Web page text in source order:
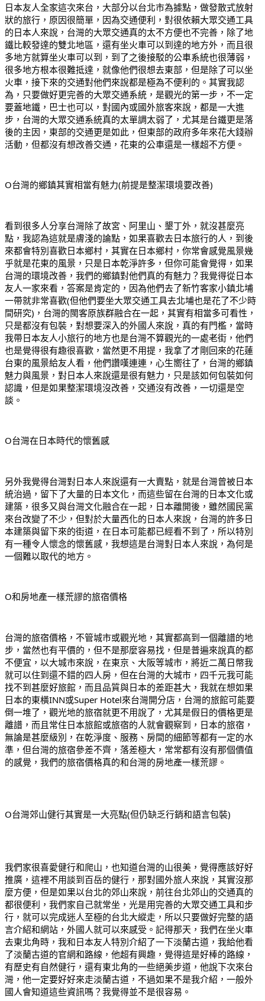
日本友人全家這次來台，大部分以台北市為據點，做發散式放射
狀的旅行，原因很簡單，因為交通便利，對很依賴大眾交通工具
的日本人來說，台灣的大眾交通真的太不方便也不完善，除了地
鐵比較發達的雙北地區，還有坐火車可以到達的地方外，而且很
多地方就算坐火車可以到，到了之後接駁的公車系統也很薄弱，
很多地方根本很難抵達，就像他們很想去東部，但是除了可以坐
火車，接下來的交通對他們來說都是極為不便利的。其實我認
為，只要做好更完善的大眾交通系統，是觀光的第一步，不一定
要蓋地鐵，巴士也可以，對國內或國外旅客來說，都是一大進
步，台灣的大眾交通系統真的太單調太弱了，尤其是台鐵更是落
後的主因，東部的交通更是如此，但東部的政府多年來花大錢辦
活動，但都沒有想改善交通，花東的公車還是一樣超不方便。
O台灣的鄉鎮其實相當有魅力(前提是整潔環境要改善)
看到很多人分享台灣除了故宮、阿里山、墾丁外，就沒甚麼亮
點，我認為這就是膚淺的論點，如果喜歡去日本旅行的人，到後
來都會特別喜歡日本鄉村，其實在日本鄉村，你常會感覺風景幾
乎就是花東的風景，只是日本乾淨許多，但你可能會覺得，如果
台灣的環境改善，我們的鄉鎮對他們真的有魅力？我覺得從日本
友人一家來看，答案是肯定的，因為他們去了新竹客家小鎮北埔
一帶就非常喜歡(但他們要坐大眾交通工具去北埔也是花了不少時
間研究)，台灣的閩客原族群融合在一起，其實有相當多可看性，
只是都沒有包裝，對想要深入的外國人來說，真的有門檻，當時
我帶日本友人小旅行的地方也是台灣不算觀光的一處老街，他們
也是覺得很有趣很喜歡，當然更不用提，我拿了才剛回來的花蓮
台東的風景給友人看，他們讚嘆連連，心生嚮往了，台灣的鄉鎮
魅力與風景，對日本人來說還是很有魅力，只是該如何包裝如何
認識，但是如果整潔環境沒改善，交通沒有改善，一切還是空
談。
O台灣在日本時代的懷舊感
另外我覺得台灣對日本人來說還有一大賣點，就是台灣曾被日本
統治過，留下了大量的日本文化，而這些留在台灣的日本文化或
建築，很多又與台灣文化融合在一起，日本離開後，雖然國民黨
來台改變了不少，但對於大量西化的日本人來說，台灣的許多日
本建築與留下來的街道，在日本可能都已經看不到了，所以特別
有一種令人懷念的懷舊感，我想這是台灣對日本人來說，為何是
一個難以取代的地方。
O和房地產一樣荒謬的旅宿價格
台灣的旅宿價格，不管城市或觀光地，其實都高到一個離譜的地
步，當然也有平價的，但不是那麼容易找，但是普遍來說真的都
不便宜，以大城市來說，在東京、大阪等城市，將近二萬日幣我
就可以住到還不錯的四人房，但在台灣的大城市，四千元我可能
找不到甚麼好旅館，而且品質與日本的差距甚大，我就在想如果
日本的東橫INN或Super Hotel來台灣開分店，台灣的旅館可能要
倒一堆了，觀光地的旅宿就更不用說了，尤其是假日的價格更是
離譜，而且常住日本旅館或旅宿的人就會觀察到，日本的旅宿，
無論是甚麼級別，在乾淨度、服務、房間的細節等都有一定的水
準，但台灣的旅宿參差不齊，落差極大，常常都有沒有那個價值
的感覺，我們的旅宿價格真的和台灣的房地產一樣荒謬。
O台灣郊山健行其實是一大亮點(但仍缺乏行銷和語言包裝)
我們家很喜愛健行和爬山，也知道台灣的山很美，覺得應該好好
推廣，這裡不用談到百岳的健行，那對國外旅人來說，其實沒那
麼方便，但是如果以台北的郊山來說，前往台北郊山的交通真的
都很便利，我們家自己就常坐，光是用完善的大眾交通工具和步
行，就可以完成迷人至極的台北大縱走，所以只要做好完整的語
言介紹和網站，外國人就可以來感受。記得那天，我們在坐火車
去東北角時，我和日本友人特別介紹了一下淡蘭古道，我給他看
了淡蘭古道的官網和路線，他超有興趣，覺得這是好棒的路線，
有歷史有自然健行，還有東北角的一些絕美步道，他說下次來台
灣，他一定要好好來走淡蘭古道，不過如果不是我介紹，一般外
國人會知道這些資訊嗎？我覺得並不是很容易。